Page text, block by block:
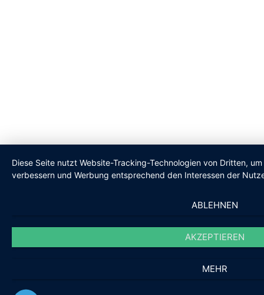
Diese Seite nutzt Website-Tracking-Technologien von Dritten,
verbessern und Werbung entsprechend den Interessen der
ABLEHNEN
AKZEPTIEREN
MEHR